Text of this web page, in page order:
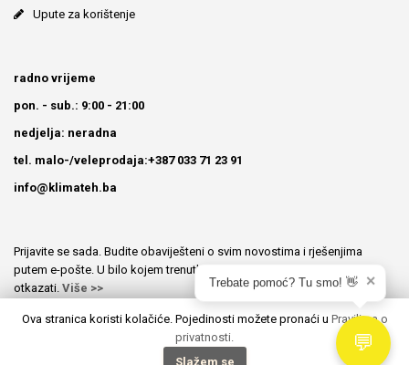
Upute za korištenje
radno vrijeme
pon. - sub.: 9:00 - 21:00
nedjelja: neradna
tel. malo-/veleprodaja:+387 033 71 23 91
info@klimateh.ba
Prijavite se sada. Budite obaviješteni o svim novostima i rješenjima
putem e-pošte. U bilo kojem trenutku možete prijavu besplatno
otkazati. Više >>
Informacije o dostavi
Politika privatnosti
Uslovi korištenja
Ova stranica koristi kolačiće. Pojedinosti možete pronaći u Pravilima o
privatnosti.
Slažem se
Trebate pomoć? Tu smo! 👋 ✕
💬